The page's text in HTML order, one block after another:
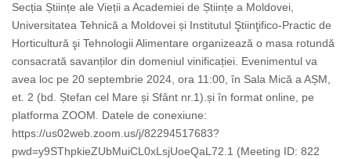
Secția Științe ale Vieții a Academiei de Științe a Moldovei,
Universitatea Tehnică a Moldovei și Institutul Ştiinţifico-Practic de
Horticultură şi Tehnologii Alimentare organizează o masa rotundă
consacrată savanților din domeniul vinificației. Evenimentul va
avea loc pe 20 septembrie 2024, ora 11:00, în Sala Mică a AȘM,
et. 2 (bd. Ștefan cel Mare și Sfânt nr.1).și în format online, pe
platforma ZOOM. Datele de conexiune:
https://us02web.zoom.us/j/82294517683?
pwd=y9SThpkieZUbMuiCL0xLsjUoeQaL72.1 (Meeting ID: 822